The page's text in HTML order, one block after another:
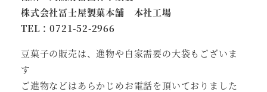
株式会社冨士屋製菓本舗 本社工場
TEL：0721-52-2966
豆菓子の販売は、進物や自家需要の大袋もございま
す
ご進物などはあらかじめお電話を頂いておりました